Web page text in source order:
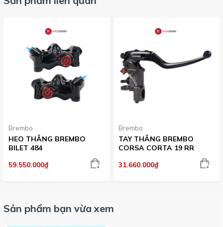
giảm rối dây và dễ quản lý hệ thống điện.
Chống chịu thời tiết cực tốt
– chuẩn IP68 giúp đèn bền
bỉ trong mọi hành trình.
Ổn định điện & giảm nhiệt hiệu quả – vỏ nhôm + thiết
kế tản nhiệt thông minh giúp duy trì tuổi thọ.
Tùy chỉnh ánh sáng linh hoạt
– hai nhiệt màu cos &
Brembo
HEO THẮNG BREMBO
BILET 484
59.550.000₫
Brembo
TAY THẮNG BREMBO
CORSA CORTA 19 RR
31.660.000₫
Sản phẩm bạn vừa xem